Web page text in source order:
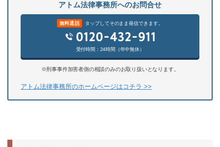
アトム法律事務所へのお問合せ
無料通話 タップしてそのまま発信できます。
受付時間：24時間（年中無休）
※刑事事件加害者側の相談のみのお取り扱いとなります。
アトム法律事務所のホームページはコチラ >>